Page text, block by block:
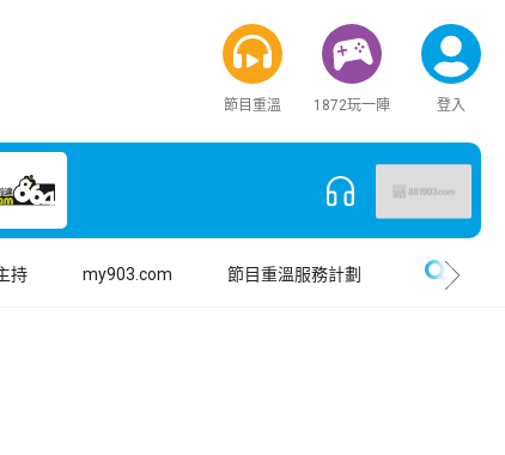
節目重溫 1872玩一陣 登入
持 my903.com 節目重溫服務計劃